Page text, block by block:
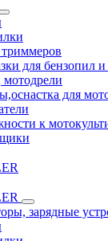
для бензопил и
для
к
зарядные